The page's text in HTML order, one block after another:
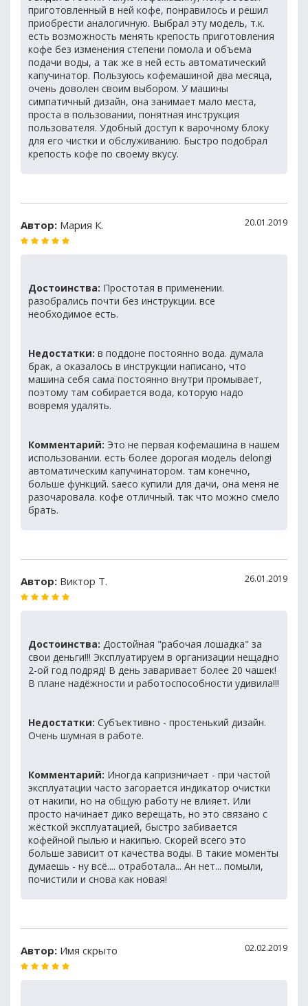
приготовленный в ней кофе, понравилось и решил
приобрести аналогичную. Выбрал эту модель, т.к.
есть возможность менять крепость приготовления
кофе без изменения степени помола и объема
подачи воды, а так же в ней есть автоматический
капучинатор. Пользуюсь кофемашиной два месяца,
очень доволен своим выбором. У машины
симпатичный дизайн, она занимает мало места,
проста в пользовании, понятная инструкция
пользователя. Удобный доступ к варочному блоку
для его чистки и обслуживанию. Быстро подобрал
крепость кофе по своему вкусу.
Автор: Мария К. 20.01.2019
Достоинства: Простотая в применении.
разобрались почти без инструкции. все
необходимое есть.
Недостатки: в поддоне постоянно вода. думала
брак, а оказалось в инструкции написано, что
машина себя сама постоянно внутри промывает,
поэтому там собирается вода, которую надо
вовремя удалять.
Комментарий: Это не первая кофемашина в нашем
использовании. есть более дорогая модель delongi
автоматическим капучинатором. там конечно,
больше функций. saeco купили для дачи, она меня не
разочаровала. кофе отличный. так что можно смело
брать.
Автор: Виктор Т. 26.01.2019
Достоинства: Достойная "рабочая лошадка" за
свои деньги!!! Эксплуатируем в организации нещадно
2-ой год подряд! В день заваривает более 20 чашек!
В плане надёжности и работоспособности удивила!!!
Недостатки: Субъективно - простенький дизайн.
Очень шумная в работе.
Комментарий: Иногда капризничает - при частой
эксплуатации часто загорается индикатор очистки
от накипи, но на общую работу не влияет. Или
просто начинает дико верещать, но это связано с
жёсткой эксплуатацией, быстро забивается
кофейной пылью и накипью. Скорей всего это
больше зависит от качества воды. В такие моменты
думаешь - ну всё.... отработала... Ан нет... помыли,
почистили и снова как новая!
Автор: Имя скрыто 02.02.2019